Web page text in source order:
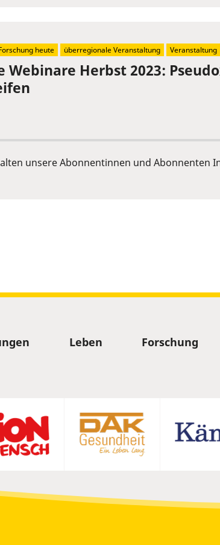
Webinare Herbst 2023:
unsere Abonnentinnen und Abonnenten
heute überregionale Veranstaltung Veranstaltung
Leben Forschung